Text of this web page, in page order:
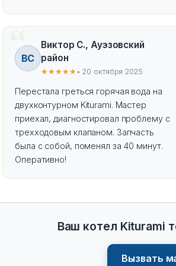
ВС
Виктор С., Ауэзовский
район
★★★★★ • 20 октября 2025
Перестала греться горячая вода на
двухконтурном Kiturami. Мастер
приехал, диагностировал проблему с
трехходовым клапаном. Запчасть
была с собой, поменял за 40 минут.
Оперативно!
Ваш котел Kiturami
Вызвать